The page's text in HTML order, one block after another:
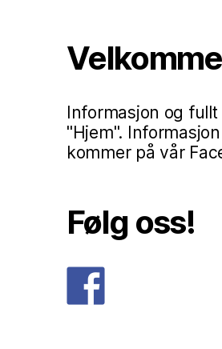
Informasjon og
"Hjem".
kommer på vår
Følg oss!